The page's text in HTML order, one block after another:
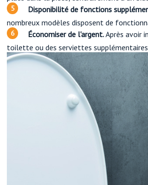
Disponibilité de fonctions
nombreux modèles disposent de
Économiser de l'argent.Après avoir
toilette ou des serviettes